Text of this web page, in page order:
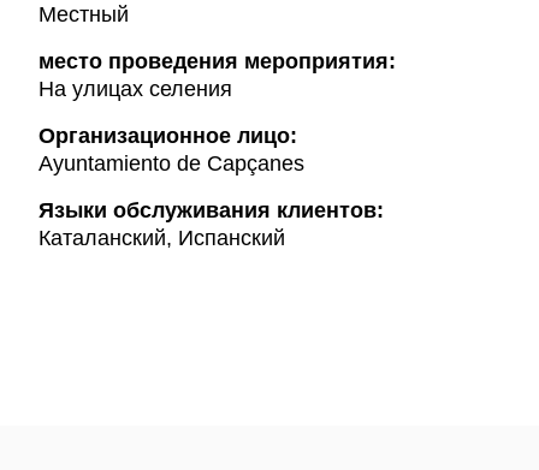
Местный
место проведения мероприятия:
На улицах селения
Организационное лицо:
Ayuntamiento de Capçanes
Языки обслуживания клиентов:
Каталанский, Испанский